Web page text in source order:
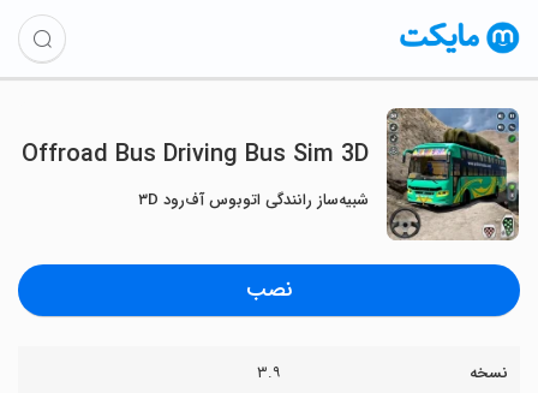
Offroad Bus Driving Bus Sim 3D
شبیه‌ساز رانندگی اتوبوس آف‌رود ۳D
نصب
نسخه ۳.۹